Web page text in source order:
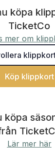
köpa
TicketCo
mer om
Köp klippkort
köpa
Lär mer här